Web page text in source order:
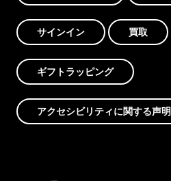
サインイン 買取
ギフトラッピング
アクセシビリティに関する声明